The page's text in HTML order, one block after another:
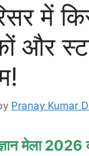
में
और
Pranay Kumar
मेला 2026